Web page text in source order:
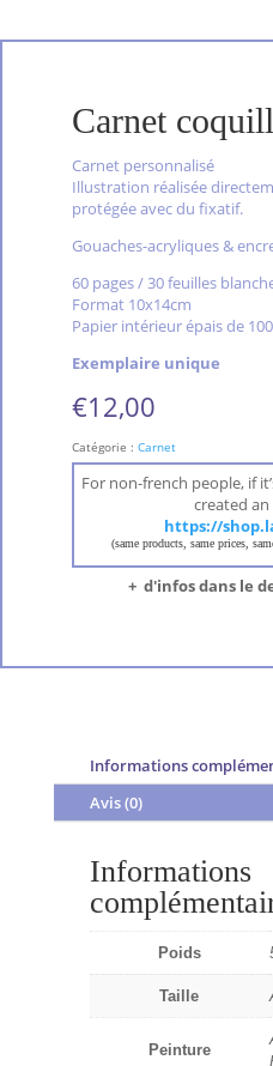
Carnet
Carnet personnalisé
Illustration réalisée
protégée avec du fixatif.
Gouaches-acryliques &
60 pages / 30 feuilles
Format 10x14cm
Papier intérieur épais de
Exemplaire unique
€12,00
Catégorie :Carnet
For non-french people, if
created an
https://
(same products, same prices,
+ d'infos dans le
Informations
Avis (0)
Informations
Poids
Taille
Peinture